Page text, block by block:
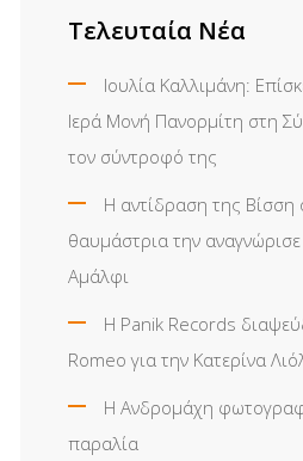
Τελευταία Νέα
Ιουλία Καλλιμάνη:
Ιερά Μονή Πανορμίτη στη
τον σύντροφό της
Η αντίδραση της Βίσση
θαυμάστρια την αναγνώρισε
Αμάλφι
Η Panik Records
Romeo για την Κατερίνα
Η Ανδρομάχη
παραλία